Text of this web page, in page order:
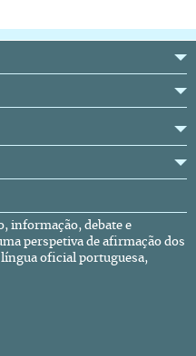
informação, debate e
perspetiva de afirmação dos
oficial portuguesa,